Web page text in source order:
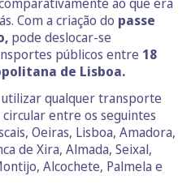
Com a criação do passe
pode deslocar-se
públicos entre 18
de Lisboa.
qualquer transporte
entre os seguintes
Oeiras, Lisboa, Amadora,
de Xira, Almada, Seixal,
Alcochete, Palmela e